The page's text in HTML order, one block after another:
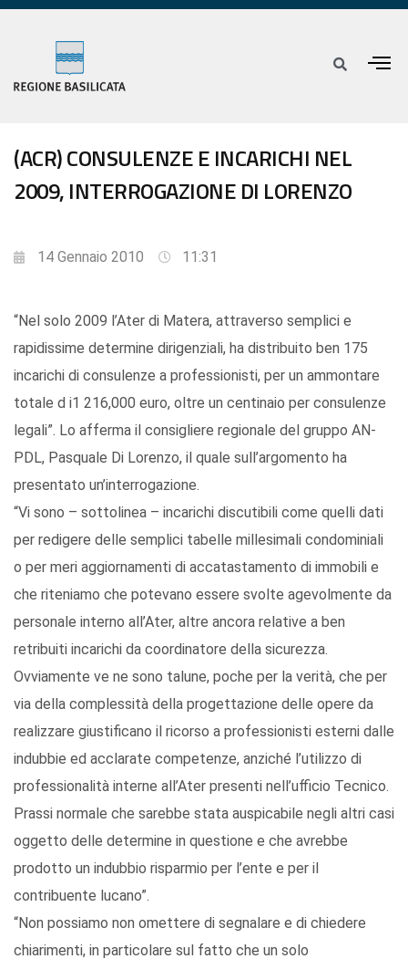
(ACR) CONSULENZE E INCARICHI NEL
2009, INTERROGAZIONE DI LORENZO
14 Gennaio 2010 11:31
“Nel solo 2009 l’Ater di Matera, attraverso semplici e
rapidissime determine dirigenziali, ha distribuito ben 175
incarichi di consulenze a professionisti, per un ammontare
totale d i1 216,000 euro, oltre un centinaio per consulenze
legali”. Lo afferma il consigliere regionale del gruppo AN-
PDL, Pasquale Di Lorenzo, il quale sull’argomento ha
presentato un’interrogazione.
“Vi sono – sottolinea – incarichi discutibili come quelli dati
per redigere delle semplici tabelle millesimali condominiali
o per meri aggiornamenti di accatastamento di immobili e
che riteniamo che potevano essere svolte agevolmente da
personale interno all’Ater, altre ancora relative a ben
retribuiti incarichi da coordinatore della sicurezza.
Ovviamente ve ne sono talune, poche per la verità, che per
via della complessità della progettazione delle opere da
realizzare giustificano il ricorso a professionisti esterni dalle
indubbie ed acclarate competenze, anziché l’utilizzo di
professionalità interne all’Ater presenti nell’ufficio Tecnico.
Prassi normale che sarebbe stata auspicabile negli altri casi
oggetto delle determine in questione e che avrebbe
prodotto un indubbio risparmio per l’ente e per il
contribuente lucano”.
“Non possiamo non omettere di segnalare e di chiedere
chiarimenti, in particolare sul fatto che un solo